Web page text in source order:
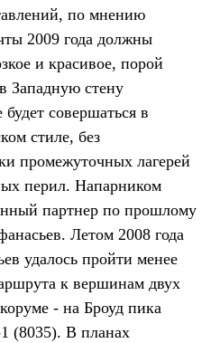
по мнению
2009 года должны
и красивое, порой
Западную стену
совершаться в
стиле, без
промежуточных лагерей
перил. Напарником
партнер по прошлому
Летом 2008 года
удалось пройти менее
к вершинам двух
- на Броуд пика
(8035). В планах